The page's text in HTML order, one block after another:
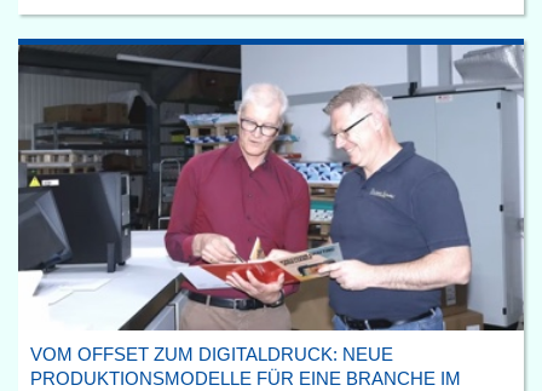
VOM OFFSET ZUM DIGITALDRUCK: NEUE
PRODUKTIONSMODELLE FÜR EINE BRANCHE IM